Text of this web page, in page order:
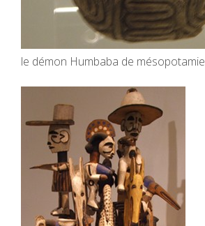
le démon Humbaba de mésopotamie